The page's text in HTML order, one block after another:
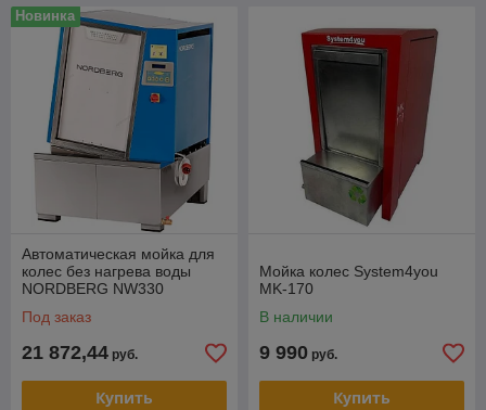
Новинка
Автоматическая мойка для
колес без нагрева воды
NORDBERG NW330
Под заказ
21 872,44 руб.
Купить
Мойка колес System4you
MK-170
В наличии
9 990 руб.
Купить